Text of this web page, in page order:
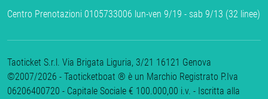
Centro Prenotazioni 0105733006 lun-ven 9/19 - sab 9/13 (32 linee)
Taoticket S.r.l. Via Brigata Liguria, 3/21 16121 Genova
©2007/2026 - Taoticketboat ® è un Marchio Registrato P.Iva
06206400720 - Capitale Sociale € 100.000,00 i.v. - Iscritta alla